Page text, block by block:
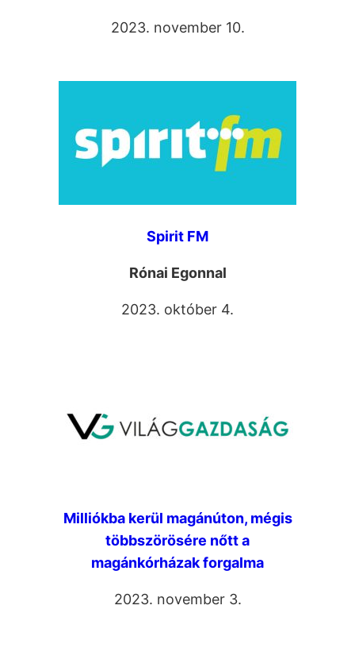
2023. november 10.
Spirit FM
Rónai Egonnal
2023. október 4.
Milliókba kerül magánúton, mégis
többszörösére nőtt a
magánkórházak forgalma
2023. november 3.